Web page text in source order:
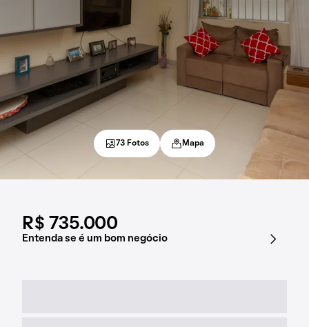
R$ 735.000
Entenda se é um bom negócio
73 Fotos Mapa